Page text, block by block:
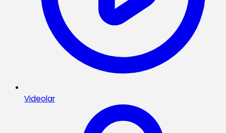
Videolar